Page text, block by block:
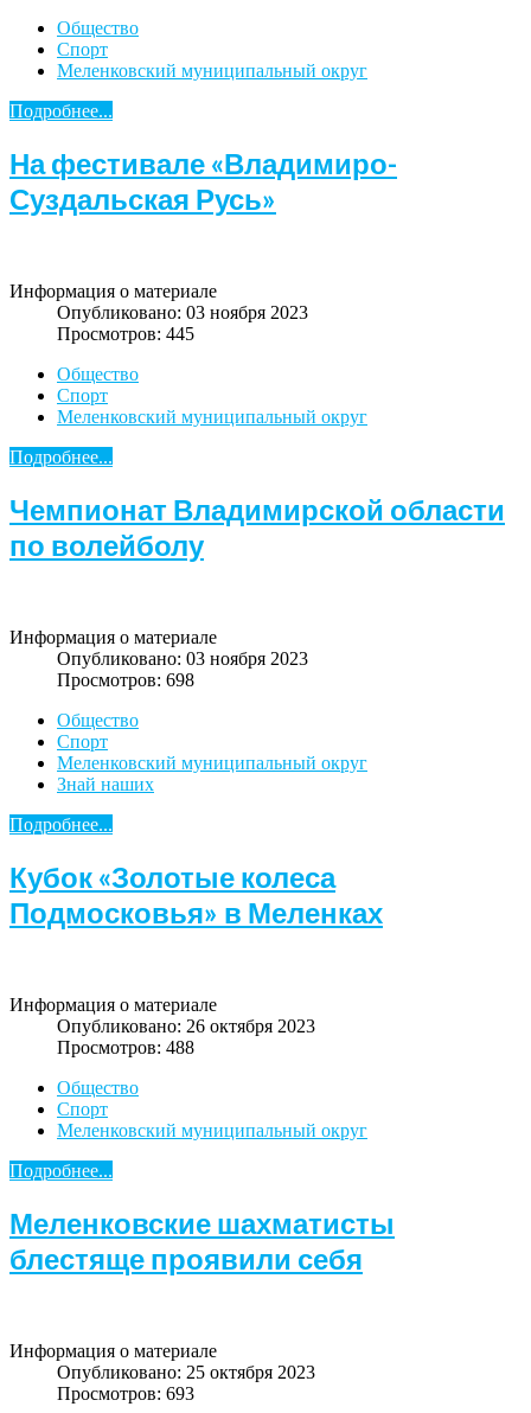
Общество
Спорт
Меленковский муниципальный округ
Подробнее...
На фестивале «Владимиро-
Суздальская Русь»
Информация о материале
Опубликовано: 03 ноября 2023
Просмотров: 445
Общество
Спорт
Меленковский муниципальный округ
Подробнее...
Чемпионат Владимирской области
по волейболу
Информация о материале
Опубликовано: 03 ноября 2023
Просмотров: 698
Общество
Спорт
Меленковский муниципальный округ
Знай наших
Подробнее...
Кубок «Золотые колеса
Подмосковья» в Меленках
Информация о материале
Опубликовано: 26 октября 2023
Просмотров: 488
Общество
Спорт
Меленковский муниципальный округ
Подробнее...
Меленковские шахматисты
блестяще проявили себя
Информация о материале
Опубликовано: 25 октября 2023
Просмотров: 693